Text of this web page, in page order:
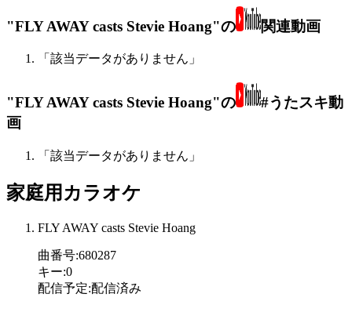
"FLY AWAY casts Stevie Hoang"の 関連動画
「該当データがありません」
"FLY AWAY casts Stevie Hoang"の
#うたスキ動
画
「該当データがありません」
家庭用カラオケ
FLY AWAY casts Stevie Hoang
曲番号:680287
キー:0
配信予定:配信済み